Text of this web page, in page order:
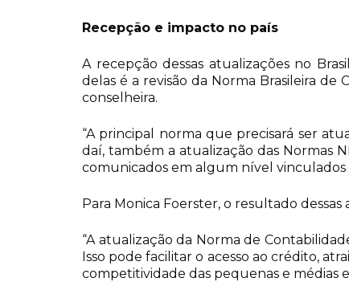
Recepção e impacto no país
A recepção dessas atualizações no
delas é a revisão da Norma Brasileira
conselheira.
“A principal norma que precisará ser
daí, também a atualização das Normas
comunicados em algum nível vinculados
Para Monica Foerster, o resultado
“A atualização da Norma de
Isso pode facilitar o acesso ao crédito,
competitividade das pequenas e médias